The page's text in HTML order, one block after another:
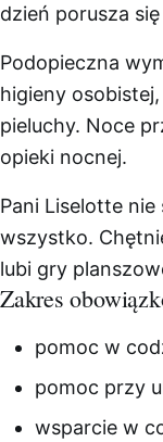
dzień porusza
Podopieczna
higieny
pieluchy. Noce
opieki nocnej.
Pani Liselotte
wszystko.
lubi gry
Zakres
pomoc w
pomoc przy
wsparcie w